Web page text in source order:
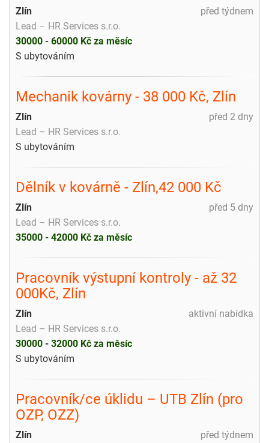
před týdnem
Zlín
Lead – HR Services s.r.o.
30000 - 60000 Kč za měsíc
S ubytováním
Mechanik kovárny - 38 000 Kč, Zlín
před 2 dny
Zlín
Lead – HR Services s.r.o.
S ubytováním
Dělník v kovárně - Zlín,42 000 Kč
před 5 dny
Zlín
Lead – HR Services s.r.o.
35000 - 42000 Kč za měsíc
Pracovník výstupní kontroly - až 32
000Kč, Zlín
aktivní nabídka
Zlín
Lead – HR Services s.r.o.
30000 - 32000 Kč za měsíc
S ubytováním
Pracovník/ce úklidu – UTB Zlín (pro
OZP, OZZ)
před týdnem
Zlín